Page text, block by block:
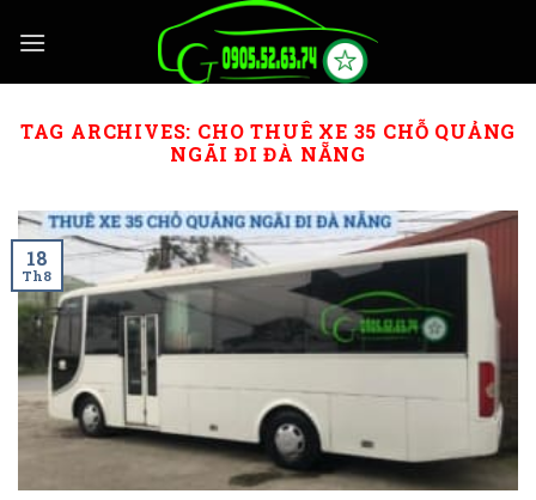
TAG ARCHIVES: CHO THUÊ XE 35 CHỖ QUẢNG
NGÃI ĐI ĐÀ NẴNG
18
Th8